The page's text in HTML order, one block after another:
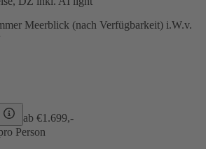
Meerblick (nach Verfügbarkeit) i.W.v.
ab €1.699,-
Person